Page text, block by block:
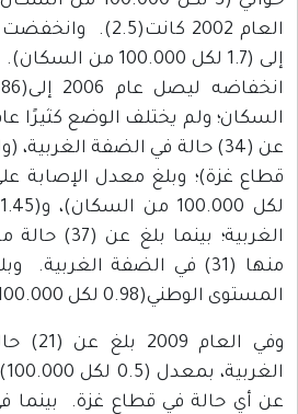
إلى (1.7 لكل
عن (34) حالة في الضفة
منها (31) في الضفة
المستوى الوطني(0.98 لكل 100.000 من السكان).
وفي